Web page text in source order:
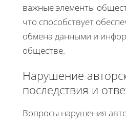
важные элементы
что способствует
обмена данными и
обществе.
Нарушение
последствия и
Вопросы нарушения